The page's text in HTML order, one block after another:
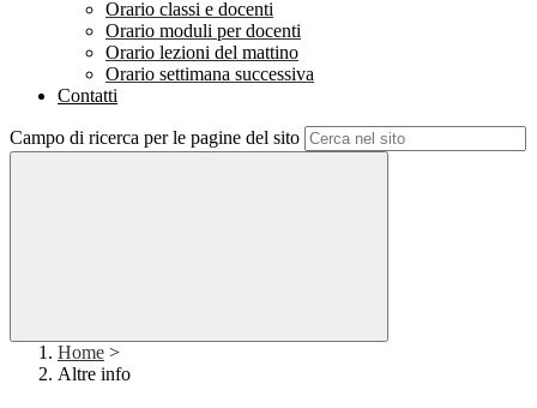
Orario classi e docenti
Orario moduli per docenti
Orario lezioni del mattino
Orario settimana successiva
Contatti
Campo di ricerca per le pagine del sito
Home >
Altre info